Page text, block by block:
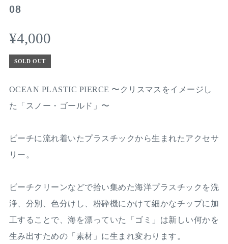
08
¥4,000
SOLD OUT
OCEAN PLASTIC PIERCE 〜クリスマスをイメージし
た「スノー・ゴールド」〜
ビーチに流れ着いたプラスチックから生まれたアクセサ
リー。
ビーチクリーンなどで拾い集めた海洋プラスチックを洗
浄、分別、色分けし、粉砕機にかけて細かなチップに加
工することで、海を漂っていた「ゴミ」は新しい何かを
生み出すための「素材」に生まれ変わります。